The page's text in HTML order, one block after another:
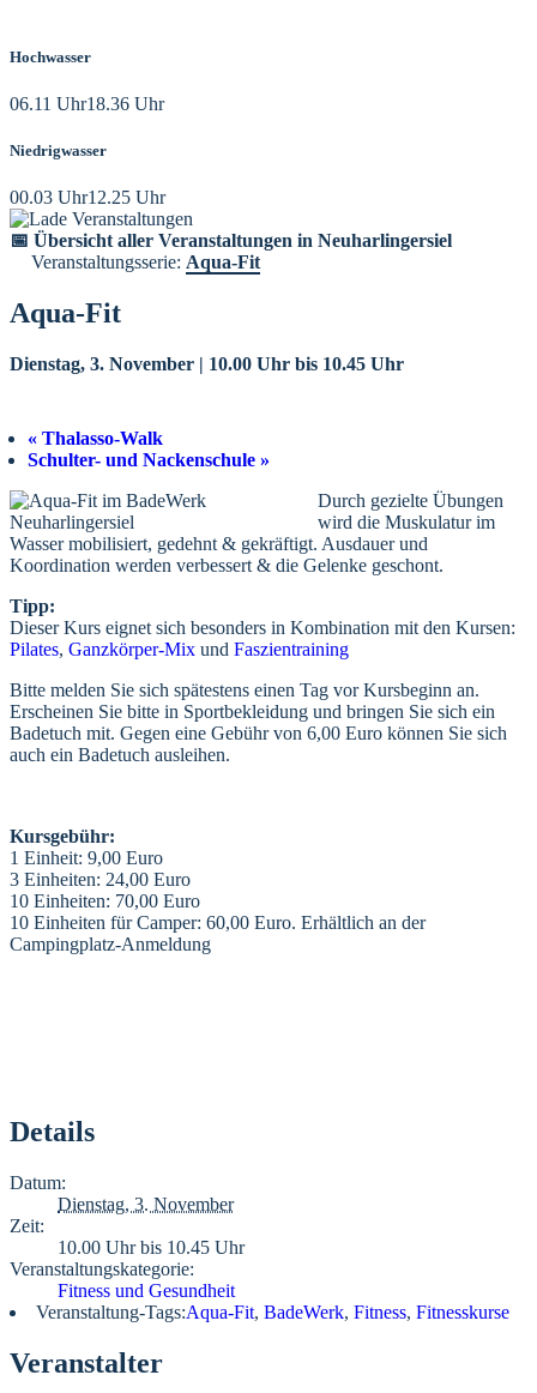
Hochwasser
06.11 Uhr18.36 Uhr
Niedrigwasser
00.03 Uhr12.25 Uhr
📅 Übersicht aller Veranstaltungen in Neuharlingersiel
Veranstaltungsserie: Aqua-Fit
Aqua-Fit
Dienstag, 3. November | 10.00 Uhr bis 10.45 Uhr
« Thalasso-Walk
Schulter- und Nackenschule »
Durch gezielte Übungen
wird die Muskulatur im
Wasser mobilisiert, gedehnt & gekräftigt. Ausdauer und
Koordination werden verbessert & die Gelenke geschont.
Tipp:
Dieser Kurs eignet sich besonders in Kombination mit den Kursen:
Pilates, Ganzkörper-Mix und Faszientraining
Bitte melden Sie sich spätestens einen Tag vor Kursbeginn an.
Erscheinen Sie bitte in Sportbekleidung und bringen Sie sich ein
Badetuch mit. Gegen eine Gebühr von 6,00 Euro können Sie sich
auch ein Badetuch ausleihen.
Kursgebühr:
1 Einheit: 9,00 Euro
3 Einheiten: 24,00 Euro
10 Einheiten: 70,00 Euro
10 Einheiten für Camper: 60,00 Euro. Erhältlich an der
Campingplatz-Anmeldung
Details
Datum:
Dienstag, 3. November
Zeit:
10.00 Uhr bis 10.45 Uhr
Veranstaltungskategorie:
Fitness und Gesundheit
Veranstaltung-Tags:Aqua-Fit, BadeWerk, Fitness, Fitnesskurse
Veranstalter